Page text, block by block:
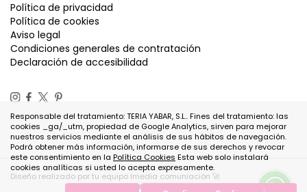
Política de privacidad
Política de cookies
Aviso legal
Condiciones generales de contratación
Declaración de accesibilidad
Diseño realizado por tu equipo Imedia comuniación 🚀
Responsable del tratamiento: TERIA YABAR, S.L.. Fines del tratamiento: las
cookies _ga/_utm, propiedad de Google Analytics, sirven para mejorar
nuestros servicios mediante el análisis de sus hábitos de navegación.
Podrá obtener más información, informarse de sus derechos y revocar
este consentimiento en la Política Cookies Esta web solo instalará
cookies analíticas si usted lo acepta expresamente.